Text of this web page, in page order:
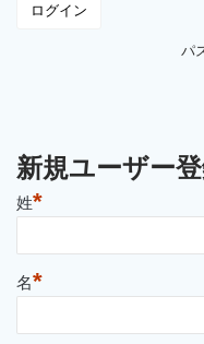
パ
新規ユーザー
姓*
名*